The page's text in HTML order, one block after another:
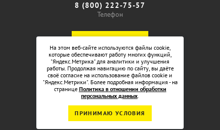
8 (800) 222-75-57
Телефон
На этом веб-сайте используются файлы cookie,
которые обеспечивают работу многих функций,
"Яндекс.Метрика" для аналитики и улучшения
работы. Продолжая навигацию по сайту, вы даёте
своё согласие на использование файлов cookie и
"Яндекс.Метрики". Более подробная информация - на
странице Политика в отношении обработки
персональных данных.
ПРИНИМАЮ УСЛОВИЯ